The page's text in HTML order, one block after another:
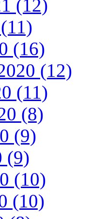
(12)
(16)
(12)
(11)
(8)
(9)
(9)
(10)
(10)